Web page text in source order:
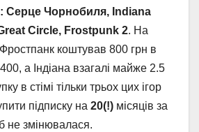
Серце Чорнобиля, Indiana
Circle, Frostpunk 2. На
коштував 800 грн в
а Індіана взагалі майже 2.5
в стімі тільки трьох цих ігор
підписку на 20(!) місяців за
не змінювалася.